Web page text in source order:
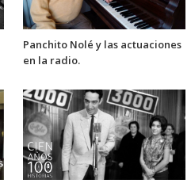
Panchito Nolé y las actuaciones
en la radio.